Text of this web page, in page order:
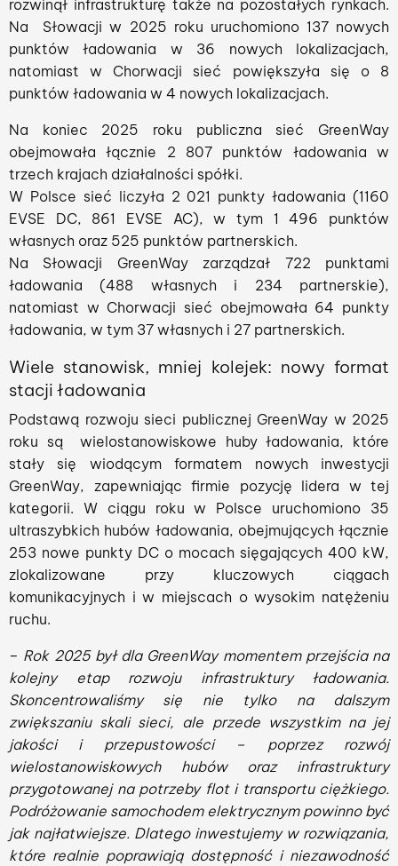
rozwinął infrastrukturę także na pozostałych rynkach.
Na Słowacji w 2025 roku uruchomiono 137 nowych
punktów ładowania w 36 nowych lokalizacjach,
natomiast w Chorwacji sieć powiększyła się o 8
punktów ładowania w 4 nowych lokalizacjach.
Na koniec 2025 roku publiczna sieć GreenWay
obejmowała łącznie 2 807 punktów ładowania w
trzech krajach działalności spółki.
W Polsce sieć liczyła 2 021 punkty ładowania (1160
EVSE DC, 861 EVSE AC), w tym 1 496 punktów
własnych oraz 525 punktów partnerskich.
Na Słowacji GreenWay zarządzał 722 punktami
ładowania (488 własnych i 234 partnerskie),
natomiast w Chorwacji sieć obejmowała 64 punkty
ładowania, w tym 37 własnych i 27 partnerskich.
Wiele stanowisk, mniej kolejek: nowy format
stacji ładowania
Podstawą rozwoju sieci publicznej GreenWay w 2025
roku są wielostanowiskowe huby ładowania, które
stały się wiodącym formatem nowych inwestycji
GreenWay, zapewniając firmie pozycję lidera w tej
kategorii. W ciągu roku w Polsce uruchomiono 35
ultraszybkich hubów ładowania, obejmujących łącznie
253 nowe punkty DC o mocach sięgających 400 kW,
zlokalizowane przy kluczowych ciągach
komunikacyjnych i w miejscach o wysokim natężeniu
ruchu.
– Rok 2025 był dla GreenWay momentem przejścia na
kolejny etap rozwoju infrastruktury ładowania.
Skoncentrowaliśmy się nie tylko na dalszym
zwiększaniu skali sieci, ale przede wszystkim na jej
jakości i przepustowości – poprzez rozwój
wielostanowiskowych hubów oraz infrastruktury
przygotowanej na potrzeby flot i transportu ciężkiego.
Podróżowanie samochodem elektrycznym powinno być
jak najłatwiejsze. Dlatego inwestujemy w rozwiązania,
które realnie poprawiają dostępność i niezawodność